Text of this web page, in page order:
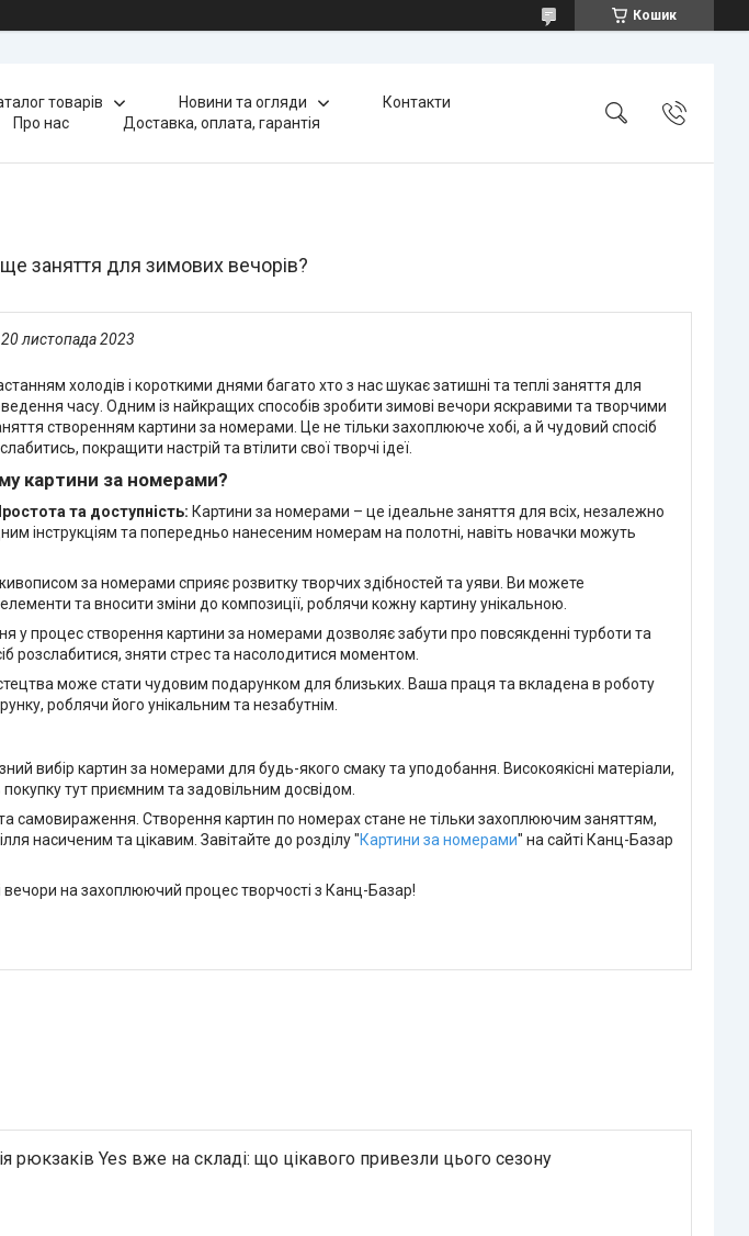
Кошик
товарів Новини та огляди
Контакти
Про нас
Доставка, оплата, гарантія
заняття для зимових вечорів?
20 листопада 2023
холодів і короткими днями багато хто з нас шукає затишні та теплі заняття для
часу. Одним із найкращих способів зробити зимові вечори яскравими та творчими
створенням картини за номерами. Це не тільки захоплююче хобі, а й чудовий спосіб
покращити настрій та втілити свої творчі ідеї.
картини за номерами?
та доступність: Картини за номерами – це ідеальне заняття для всіх, незалежно
інструкціям та попередньо нанесеним номерам на полотні, навіть новачки можуть
за номерами сприяє розвитку творчих здібностей та уяви. Ви можете
та вносити зміни до композиції, роблячи кожну картину унікальною.
у процес створення картини за номерами дозволяє забути про повсякденні турботи та
розслабитися, зняти стрес та насолодитися моментом.
може стати чудовим подарунком для близьких. Ваша праця та вкладена в роботу
роблячи його унікальним та незабутнім.
вибір картин за номерами для будь-якого смаку та уподобання. Високоякісні матеріали,
тут приємним та задовільним досвідом.
самовираження. Створення картин по номерах стане не тільки захоплюючим заняттям,
насиченим та цікавим. Завітайте до розділу "Картини за номерами" на сайті Канц-Базар
вечори на захоплюючий процес творчості з Канц-Базар!
рюкзаків Yes вже на складі: що цікавого привезли цього сезону